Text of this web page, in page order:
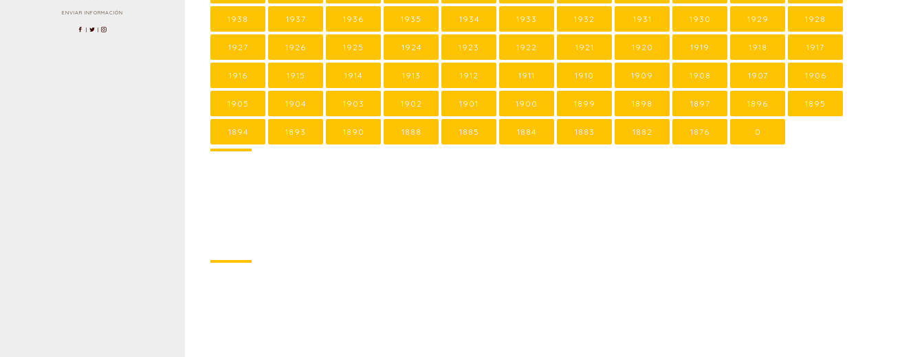
ENVIAR INFORMACIÓN
| |
1938 1937 1936 1935 1934 1933 1932 1931 1930 1929 1928
1927 1926 1925 1924 1923 1922 1921 1920 1919 1918 1917
1916 1915 1914 1913 1912 1911 1910 1909 1908 1907 1906
1905 1904 1903 1902 1901 1900 1899 1898 1897 1896 1895
1894 1893 1890 1888 1885 1884 1883 1882 1876 0